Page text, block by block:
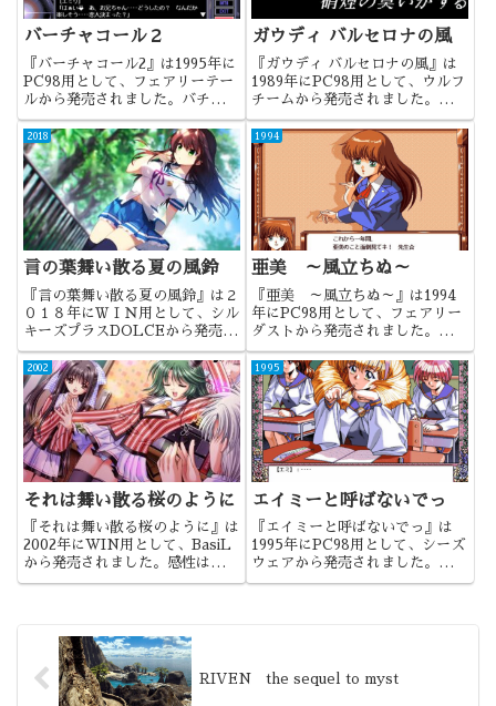
バーチャコール２
『バーチャコール2』は1995年に
PC98用として、フェアリーテー
ルから発売されました。バチャコ
シリーズの第2弾にして、シリー
ズ最高傑作とも言われる作品でし
たね。
ガウディ バルセロナの風
『ガウディ バルセロナの風』は
1989年にPC98用として、ウルフ
チームから発売されました。非常
に珍しいというか、他にあるのか
分からないのですが、サブタイに
あるようにバルセロナを舞台にし
たADVでした。
2018
言の葉舞い散る夏の風鈴
『言の葉舞い散る夏の風鈴』は２
０１８年にＷＩＮ用として、シル
キーズプラスDOLCEから発売さ
れました。声優部ということで、
声優＋部活動な作品になります。
1994
亜美 ～風立ちぬ～
『亜美 ～風立ちぬ～』は1994
年にPC98用として、フェアリー
ダストから発売されました。ファ
エアリーダストで亜美と言えば、
リアルタイムで過ごした人には説
明不要かもしれません。「くりい
むレモン」シリーズの亜美ちゃん
ですね。
2002
それは舞い散る桜のように
『それは舞い散る桜のように』は
2002年にWIN用として、BasiL
から発売されました。感性は人そ
れぞれなんだなと、痛感した作品
1995
エイミーと呼ばないでっ
『エイミーと呼ばないでっ』は
1995年にPC98用として、シーズ
ウェアから発売されました。髪、
髪、髪、髪・・・すみません、髪
RIVEN the sequel to myst